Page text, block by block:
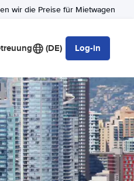
wir die Preise für Mietwagen
(DE) Log-in